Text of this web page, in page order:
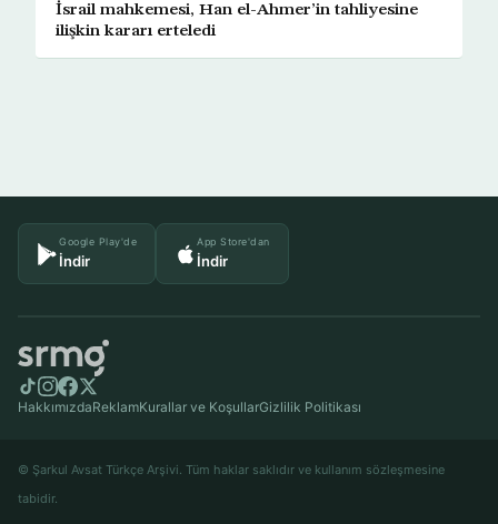
İsrail mahkemesi, Han el-Ahmer’in tahliyesine
ilişkin kararı erteledi
Google Play'de
İndir
App Store'dan
İndir
HakkımızdaReklamKurallar ve KoşullarGizlilik Politikası
© Şarkul Avsat Türkçe Arşivi. Tüm haklar saklıdır ve kullanım sözleşmesine
tabidir.